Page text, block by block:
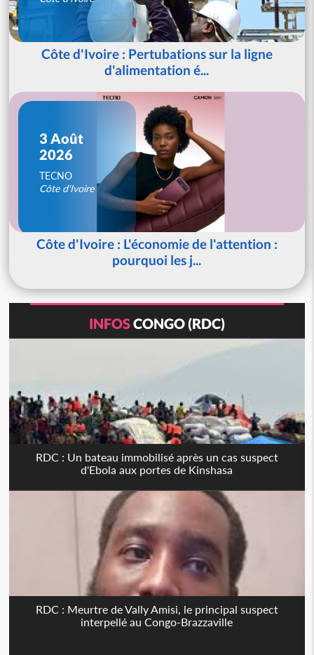
Côte d'Ivoire : Pertubations sur la ligne
d'alimentation é...
3 Août
2026
TECNO
Côte d'Ivoire
Côte d'Ivoire : L'économie de l'attention :
pourquoi les j...
INFOSCONGO (RDC)
RDC : Un bateau immobilisé après un cas suspect
d'Ebola aux portes de Kinshasa
RDC : Meurtre de Vally Amisi, le principal suspect
interpellé au Congo-Brazzaville